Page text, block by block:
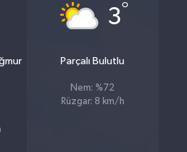
3°
Parçalı Bulutlu
Nem: %72
Rüzgar: 8 km/h